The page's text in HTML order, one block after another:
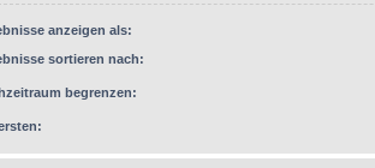
anzeigen als:
sortieren nach:
begrenzen: